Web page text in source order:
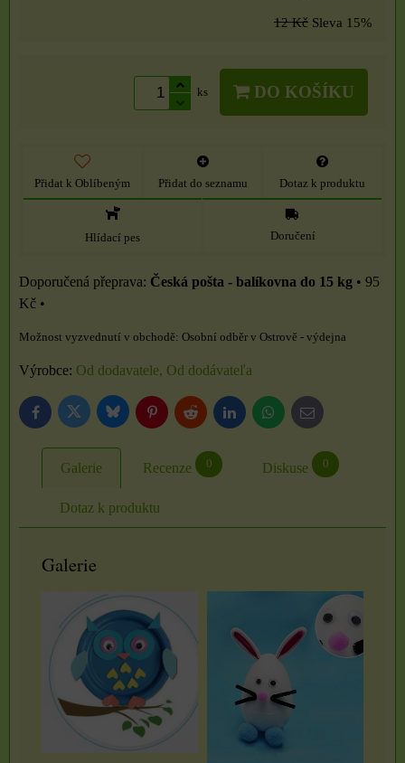
12 Kč Sleva 15%
ks DO KOŠÍKU
Přidat k Oblíbeným Přidat do seznamu Dotaz k produktu
Hlídací pes Doručení
Česká pošta - balíkovna do 15 kg • 95
Kč •
Osobní odběr v Ostrově - výdejna
Výrobce: Od dodavatele, Od dodávateľa
FacebookTwitter BlueskyPinterestReddit LinkedInWhatsApp
E-
mail
Galerie Recenze 0 Diskuse 0
Dotaz k produktu
Galerie